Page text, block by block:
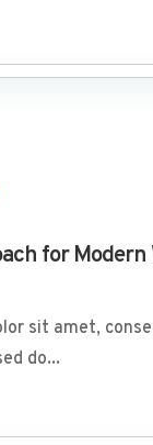
for Modern
sit amet,
do...